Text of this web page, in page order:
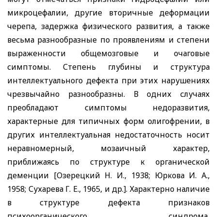
микроцефалии, другие вторичные деформации
черепа, задержка физического развития, а также
весьма разнообразные по проявлениям и степени
выраженности общемозговые и очаговые
симптомы. Степень глубины и структура
интеллектуального дефекта при этих нарушениях
чрезвычайно разнообразны. В одних случаях
преобладают симптомы недоразвития,
характерные для типичных форм олигофрении, в
других интеллектуальная недостаточность носит
неравномерный, мозаичный характер,
приближаясь по структуре к органической
деменции [Озерецкий Н. И., 1938; Юркова И. А.,
1958; Сухарева Г. Е., 1965, и др.]. Характерно наличие
в структуре дефекта признаков